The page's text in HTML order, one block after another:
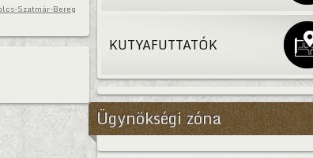
Szatmár-Bereg
KUTYAFUTTATÓK
Ügynökségi zóna